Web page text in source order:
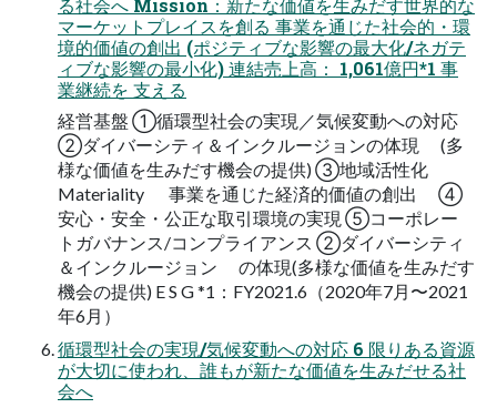
る社会へ Mission：新たな価値を⽣みだす世界的な
マーケットプレイスを創る 事業を通じた社会的・環
境的価値の創出 (ポジティブな影響の最⼤化/ネガテ
ィブな影響の最⼩化) 連結売上⾼： 1,061億円*1 事
業継続を ⽀える
経営基盤 ①循環型社会の実現／気候変動への対応
②ダイバーシティ＆インクルージョンの体現 (多
様な価値を⽣みだす機会の提供) ③地域活性化
Materiality 事業を通じた経済的価値の創出 ④
安⼼・安全・公正な取引環境の実現 ⑤コーポレー
トガバナンス/コンプライアンス ②ダイバーシティ
＆インクルージョン の体現(多様な価値を⽣みだす
機会の提供) E S G *1：FY2021.6（2020年7⽉〜2021
年6⽉）
循環型社会の実現/気候変動への対応 6 限りある資源
が⼤切に使われ、誰もが新たな価値を⽣みだせる社
会へ